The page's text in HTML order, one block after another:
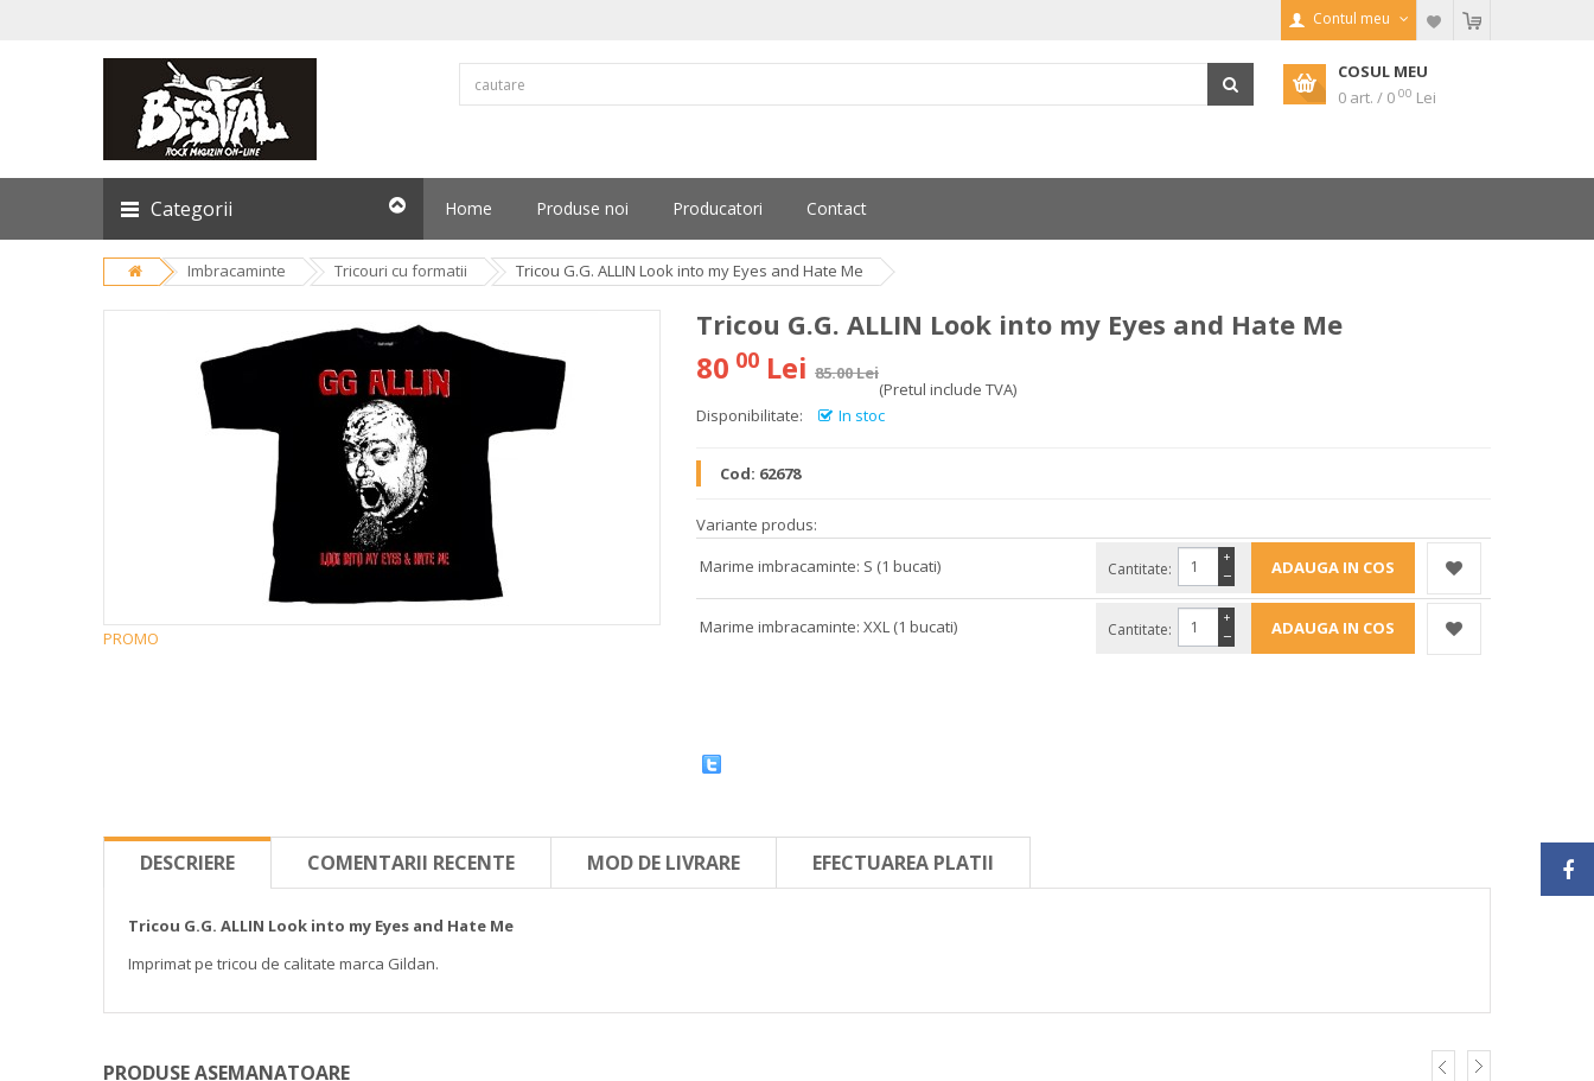
Contul meu
COSUL MEU
0 art. / 0 00 Lei
Categorii Home Produse noi Producatori Contact
Imbracaminte Tricouri cu formatii Tricou G.G. ALLIN Look into my Eyes and Hate Me
PROMO
Tricou G.G. ALLIN Look into my Eyes and Hate Me
80 00 Lei 85.00 Lei
(Pretul include TVA)
Disponibilitate:
In stoc
Cod: 62678
Variante produs:
Marime imbracaminte: S (1 bucati)
Cantitate: −
+
Marime imbracaminte: XXL (1 bucati) Cantitate: −
+
DESCRIERE COMENTARII RECENTE MOD DE LIVRARE EFECTUAREA PLATII
Tricou G.G. ALLIN Look into my Eyes and Hate Me
Imprimat pe tricou de calitate marca Gildan.
PRODUSE ASEMANATOARE